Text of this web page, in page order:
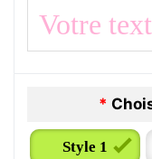
*
Style 1